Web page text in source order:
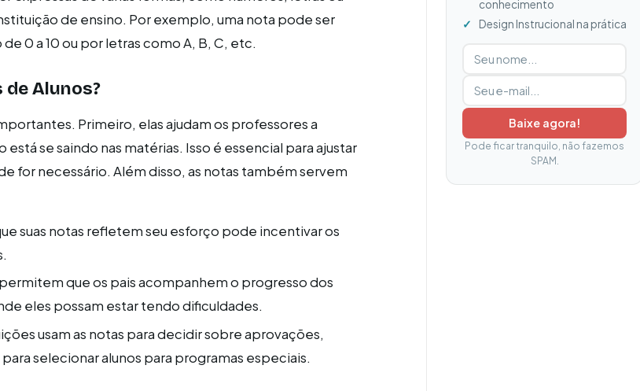
de ensino. Por exemplo, uma nota pode ser
0 a 10 ou por letras como A, B, C, etc.
de Alunos?
Primeiro, elas ajudam os professores a
se saindo nas matérias. Isso é essencial para ajustar
for necessário. Além disso, as notas também servem
suas notas refletem seu esforço pode incentivar os
permitem que os pais acompanhem o progresso dos
eles possam estar tendo dificuldades.
usam as notas para decidir sobre aprovações,
selecionar alunos para programas especiais.
conhecimento
Design Instrucional na prática
Digite seu nome
Digite seu e-mail
Baixe agora!
Pode ficar tranquilo, não fazemos
SPAM.